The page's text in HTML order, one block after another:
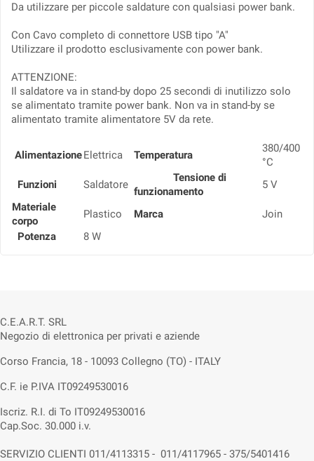
Da utilizzare per piccole saldature con qualsiasi power bank.
Con Cavo completo di connettore USB tipo "A"
Utilizzare il prodotto esclusivamente con power bank.
ATTENZIONE:
Il saldatore va in stand-by dopo 25 secondi di inutilizzo solo
se alimentato tramite power bank. Non va in stand-by se
alimentato tramite alimentatore 5V da rete.
AlimentazioneElettrica Temperatura
380/400
°C
Funzioni
Saldatore
Tensione di
funzionamento
5 V
Materiale
corpo
Plastico Marca
Join
Potenza
8 W
C.E.A.R.T. SRL
Negozio di elettronica per privati e aziende
Corso Francia, 18 - 10093 Collegno (TO) - ITALY
C.F. ie P.IVA IT09249530016
Iscriz. R.I. di To IT09249530016
Cap.Soc. 30.000 i.v.
SERVIZIO CLIENTI 011/4113315 - 011/4117965 - 375/5401416